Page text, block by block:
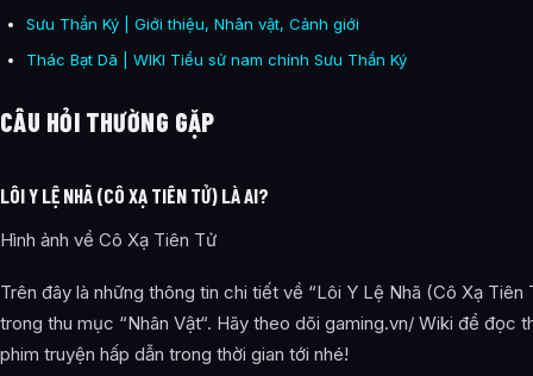
Sưu Thần Ký | Giới thiệu, Nhân vật, Cảnh giới
Thác Bạt Dã | WIKI Tiểu sử nam chính Sưu Thần Ký
CÂU HỎI THƯỜNG GẶP
LÔI Y LỆ NHÃ (CÔ XẠ TIÊN TỬ) LÀ AI?
Hình ảnh về Cô Xạ Tiên Tử
Trên đây là những thông tin chi tiết về “Lôi Y Lệ Nhã (Cô Xạ Tiên
trong thu mục “Nhân Vật“. Hãy theo dõi gaming.vn/ Wiki để đọc
phim truyện hấp dẫn trong thời gian tới nhé!